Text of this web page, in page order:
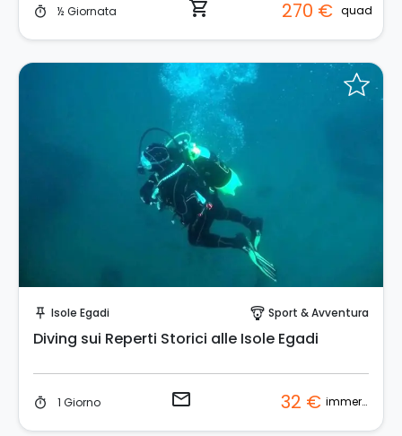
timer ½ Giornata shopping_cart 270 € quad
push_pin Isole Egadi paragliding Sport & Avventura
Diving sui Reperti Storici alle Isole Egadi
timer 1 Giorno email 32 € immersioni